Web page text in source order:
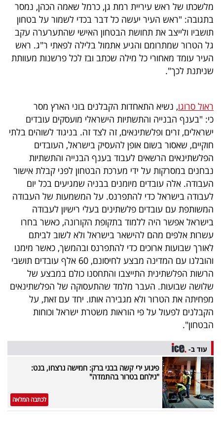
מלשכתו של ראש עיריית רמת גן, כרמל שאמה הכהן, נמסר
בתגובה: "ראש העיר יעשה כל דבר בכדי לשמור על בטחון
תושביו ולייצב את תחושת הבטחון האישי שהתערערה עקב
גל הטרור שמתרומם והגיע אתמול בלילה לפאתי ר"ג. ראש
העיר עומד מאחורי כל מילה שכתב ובז לכל פרשנות מעוותת
שניתנת לכך".
ראול סרוגו, נשיא התאחדות הקבלנים בוני הארץ מסר
כי: "בענף הבנייה והתשתיות הישראלי מועסקים עובדים
ישראלים, זרים ופלשתינאים, זה לצד זה. בניגוד לשוהים בלתי
חוקיים, שאסור בשום אופן להעסיק בישראל, העובדים
הפלשתינאים הרשאים לעבוד בענף הבנייה והתשתיות
נבחנים במסרקות על ידי מערכת הבטחון לפני קבלת אישור
העבודה. אלה עובדים מיומנים בבניה שמגיעים בכל יום
לעבודה בישראל כדי להתפרנס. על המשמעות של העבודה
המשותפת עם עובדים פלשתינים בעלי רישיון לעבודה
בישראל אפשר היה ללמוד בתקופת הקורונה, כאשר בחרו
עשרות אלפים מהם להישאר בישראל ולא לשוב לביתם
לאורך שבועות ארוכים כדי להתפרנס ובהמשך, כאשר מימנו
והובלנו עם המדינה מבצע לחיסונם, 60 אלף עובדים תושבי
הרשות הפלשתינית התייצבו והתחסנו כולם במבצע של
שלושה שבועות. העבר מלמד שהתעסוקה של הפלשתינאים
מפחיתה את הטרור ולא מגבירה אותו. יחד עם זאת, על
הקבלנים לפעול על פי הוראות משטרת ישראל וכוחות
הבטחון".
עוד ב-
פיגוע ירי קשה בבני ברק: חמישה נרצחו, בנט:
"נילחם בטרור בהתמדה"
לכתבה המלאה